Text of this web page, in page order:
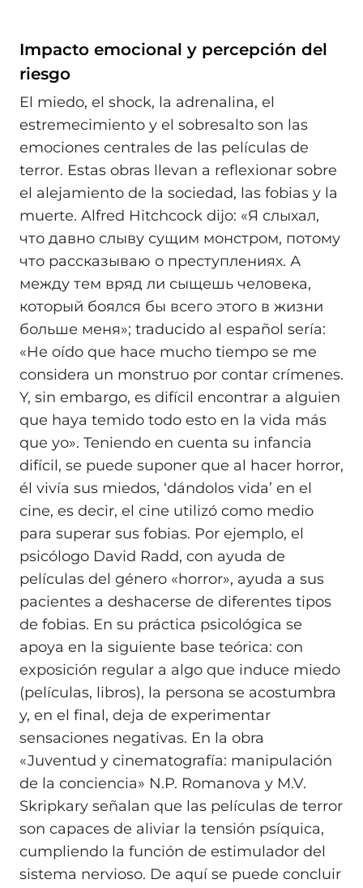
Impacto emocional y percepción del
riesgo
El miedo, el shock, la adrenalina, el
estremecimiento y el sobresalto son las
emociones centrales de las películas de
terror. Estas obras llevan a reflexionar sobre
el alejamiento de la sociedad, las fobias y la
muerte. Alfred Hitchcock dijo: «Я слыхал,
что давно слыву сущим монстром, потому
что рассказываю о преступлениях. А
между тем вряд ли сыщешь человека,
который боялся бы всего этого в жизни
больше меня»; traducido al español sería:
«He oído que hace mucho tiempo se me
considera un monstruo por contar crímenes.
Y, sin embargo, es difícil encontrar a alguien
que haya temido todo esto en la vida más
que yo». Teniendo en cuenta su infancia
difícil, se puede suponer que al hacer horror,
él vivía sus miedos, ‘dándolos vida’ en el
cine, es decir, el cine utilizó como medio
para superar sus fobias. Por ejemplo, el
psicólogo David Radd, con ayuda de
películas del género «horror», ayuda a sus
pacientes a deshacerse de diferentes tipos
de fobias. En su práctica psicológica se
apoya en la siguiente base teórica: con
exposición regular a algo que induce miedo
(películas, libros), la persona se acostumbra
y, en el final, deja de experimentar
sensaciones negativas. En la obra
«Juventud y cinematografía: manipulación
de la conciencia» N.P. Romanova y M.V.
Skripkary señalan que las películas de terror
son capaces de aliviar la tensión psíquica,
cumpliendo la función de estimulador del
sistema nervioso. De aquí se puede concluir